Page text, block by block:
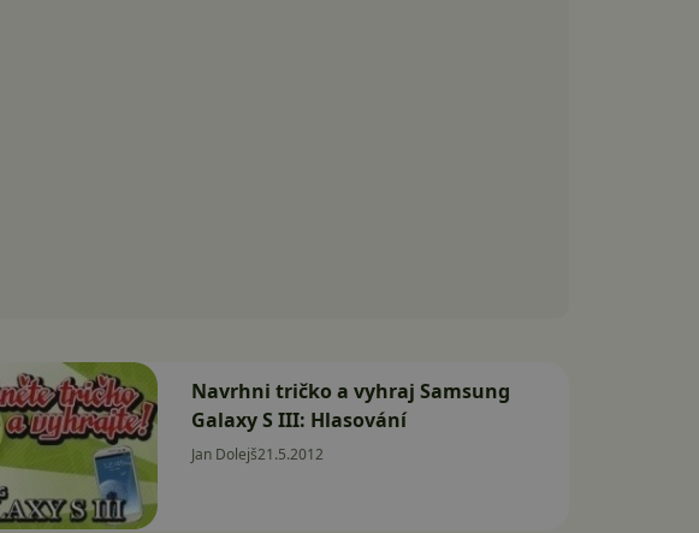
Navrhni tričko a vyhraj Samsung
Galaxy S III: Hlasování
Jan Dolejš21.5.2012